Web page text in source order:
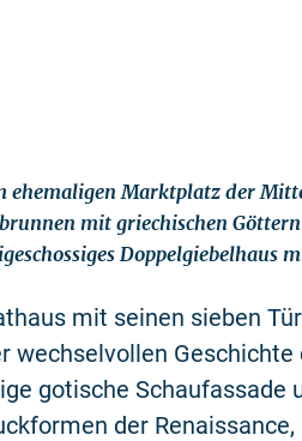
ehemaligen Marktplatz der
mit griechischen
Doppelgiebelhaus
mit seinen sieben
wechselvollen
gotische Schaufassade
der